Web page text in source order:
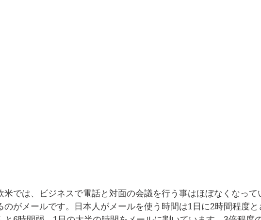
米では、ビジネスで電話と対面の会議を行う事はほぼなくなって
のがメールです。日本人がメールを使う時間は1日に2時間程度と